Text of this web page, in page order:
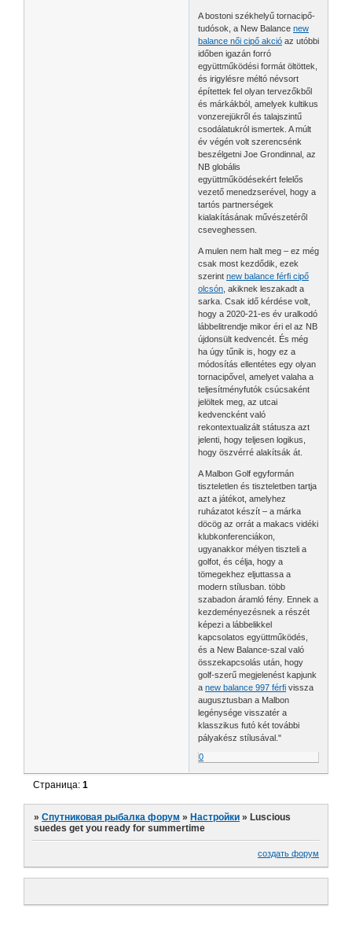
A bostoni székhelyű tornacipő-
tudósok, a New Balancenew
balance női cipő akció az utóbbi
időben igazán forró
együttműködési formát öltöttek,
és irigylésre méltó névsort
építettek fel olyan tervezőkből
és márkákból, amelyek kultikus
vonzerejükről és talajszintű
csodálatukról ismertek. A múlt
év végén volt szerencsénk
beszélgetni Joe Grondinnal, az
NB globális
együttműködésekért felelős
vezető menedzserével, hogy a
tartós partnerségek
kialakításának művészetéről
cseveghessen.
A mulen nem halt meg – ez még
csak most kezdődik, ezek
szerintnew balance férfi cipő
olcsón , akiknek leszakadt a
sarka. Csak idő kérdése volt,
hogy a 2020-21-es év uralkodó
lábbelitrendje mikor éri el az NB
újdonsült kedvencét. És még
ha úgy tűnik is, hogy ez a
módosítás ellentétes egy olyan
tornacipővel, amelyet valaha a
teljesítményfutók csúcsaként
jelöltek meg, az utcai
kedvencként való
rekontextualizált státusza azt
jelenti, hogy teljesen logikus,
hogy öszvérré alakítsák át.
A Malbon Golf egyformán
tiszteletlen és tiszteletben tartja
azt a játékot, amelyhez
ruházatot készít – a márka
döcög az orrát a makacs vidéki
klubkonferenciákon,
ugyanakkor mélyen tiszteli a
golfot, és célja, hogy a
tömegekhez eljuttassa a
modern stílusban. több
szabadon áramló fény. Ennek a
kezdeményezésnek a részét
képezi a lábbelikkel
kapcsolatos együttműködés,
és a New Balance-szal való
összekapcsolás után, hogy
golf-szerű megjelenést kapjunk
anew balance 997 férfi vissza
augusztusban a Malbon
legénysége visszatér a
klasszikus futó két további
pályakész stílusával."
0
Страница:1
»Спутниковая рыбалка форум » Настройки » Luscious
suedes get you ready for summertime
создать форум